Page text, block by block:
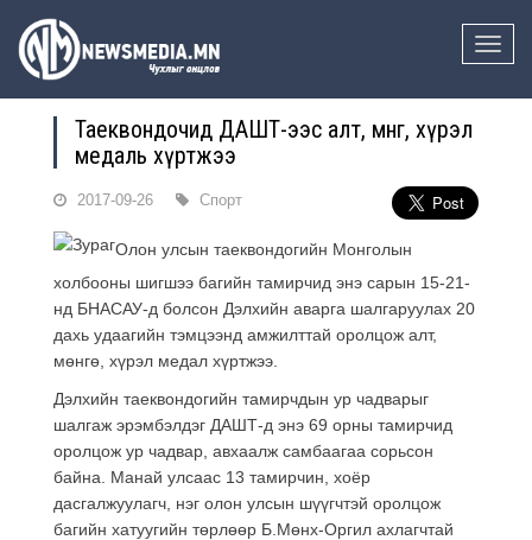
Toggle
Таеквондочид ДАШТ-ээс алт, мөнгө, хүрэл
медаль хүртжээ
2017-09-26 Спорт
Олон улсын таеквондогийн Монголын
холбооны шигшээ багийн тамирчид энэ сарын 15-21-
нд БНАСАУ-д болсон Дэлхийн аварга шалгаруулах 20
дахь удаагийн тэмцээнд амжилттай оролцож алт,
мөнгө, хүрэл медал хүртжээ.
Дэлхийн таеквондогийн тамирчдын ур чадварыг
шалгаж эрэмбэлдэг ДАШТ-д энэ 69 орны тамирчид
оролцож ур чадвар, авхаалж самбаагаа сорьсон
байна . Манай улсаас 13 тамирчин, хоёр
дасгалжуулагч, нэг олон улсын шүүгчтэй оролцож
багийн хатуугийн төрлөөр Б.Мөнх-Оргил ахлагчтай